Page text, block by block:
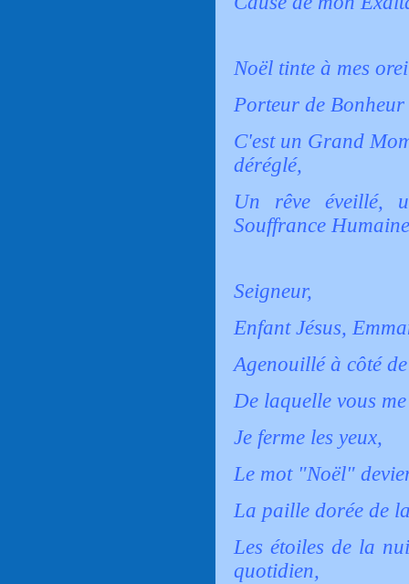
Noël tinte à mes
Porteur de Bonheur
C'est un Grand
déréglé,
Un rêve éveillé,
Souffrance Humaine
Seigneur,
Enfant Jésus,
Agenouillé à côté
De laquelle vous
Je ferme les yeux,
Le mot "Noël"
La paille dorée de
Les étoiles de la
quotidien,